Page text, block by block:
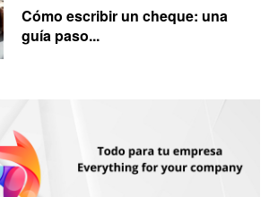
Cómo escribir un cheque: una
guía paso...